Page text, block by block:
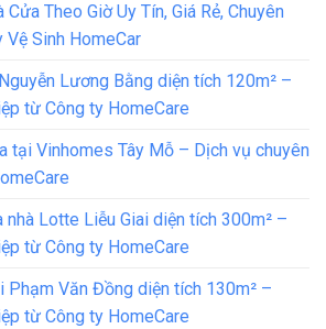
Cửa Theo Giờ Uy Tín, Giá Rẻ, Chuyên
Vệ Sinh HomeCar
Lương Bằng diện tích 120m² –
từ Công ty HomeCare
tại Vinhomes Tây Mỗ – Dịch vụ chuyên
Lotte Liễu Giai diện tích 300m² –
từ Công ty HomeCare
Phạm Văn Đồng diện tích 130m² –
từ Công ty HomeCare